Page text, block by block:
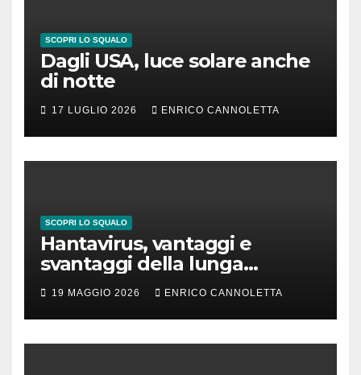
SCOPRI LO SQUALO
Dagli USA, luce solare anche
di notte
17 LUGLIO 2026 ENRICO CANNOLETTA
SCOPRI LO SQUALO
Hantavirus, vantaggi e
svantaggi della lunga
incubazione
19 MAGGIO 2026 ENRICO CANNOLETTA